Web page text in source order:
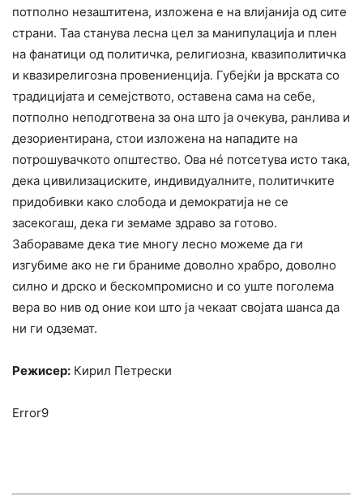
потполно незаштитена, изложена е на влијанија од сите
страни. Таа станува лесна цел за манипулација и плен
на фанатици од политичка, религиозна, квазиполитичка
и квазирелигозна провениенција. Губејќи ја врската со
традицијата и семејството, оставена сама на себе,
потполно неподготвена за она што ја очекува, ранлива и
дезориентирана, стои изложена на нападите на
потрошувачкото општество. Ова нé потсетува исто така,
дека цивилизациските, индивидуалните, политичките
придобивки како слобода и демократија не се
засекогаш, дека ги земаме здраво за готово.
Забораваме дека тие многу лесно можеме да ги
изгубиме ако не ги браниме доволно храбро, доволно
силно и дрско и бескомпромисно и со уште поголема
вера во нив од оние кои што ја чекаат својата шанса да
ни ги одземат.
Режисер: Кирил Петрески
Error9